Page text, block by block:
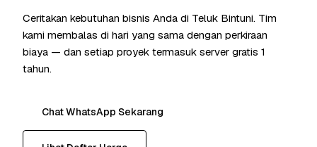
Ceritakan kebutuhan bisnis Anda di Teluk Bintuni. Tim
kami membalas di hari yang sama dengan perkiraan
biaya — dan setiap proyek termasuk server gratis 1
tahun.
Chat WhatsApp Sekarang